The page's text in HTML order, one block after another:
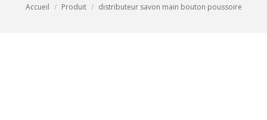
Vous êtes ici :
Accueil Produit distributeur savon main bouton poussoire